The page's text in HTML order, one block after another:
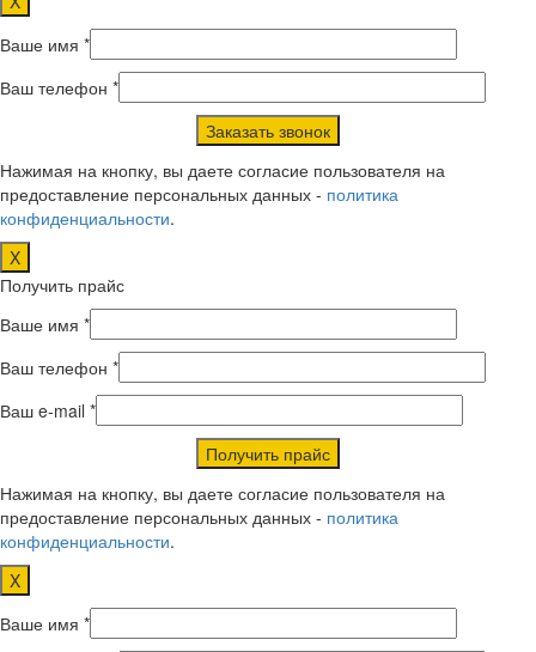
Ваше имя *
Ваш телефон *
Нажимая на кнопку, вы даете согласие пользователя на
предоставление персональных данных - политика
конфиденциальности.
X
Получить прайс
Ваше имя *
Ваш телефон *
Ваш e-mail *
Нажимая на кнопку, вы даете согласие пользователя на
предоставление персональных данных - политика
конфиденциальности.
X
Ваше имя *